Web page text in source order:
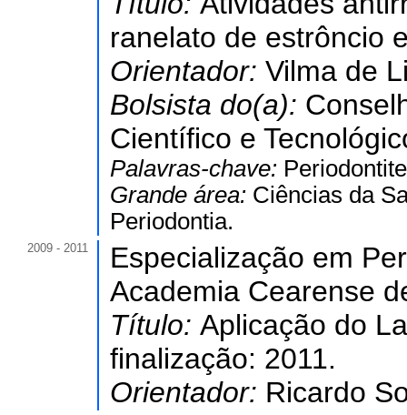
ranelato de estrôncio
Orientador: Vilma de
Bolsista do(a):
Científico e
Palavras-chave:
Grande área: Ciências da
Periodontia.
2009 - 2011
Especialização em
Academia Cearense
Título: Aplicação do
finalização: 2011.
Orientador: Ricardo